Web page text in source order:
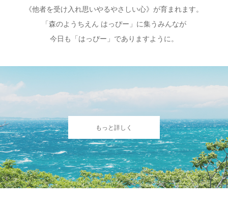
《他者を受け入れ思いやるやさしい心》が育まれます。
「森のようちえん はっぴー」に集うみんなが
今日も「はっぴー」でありますように。
もっと詳しく